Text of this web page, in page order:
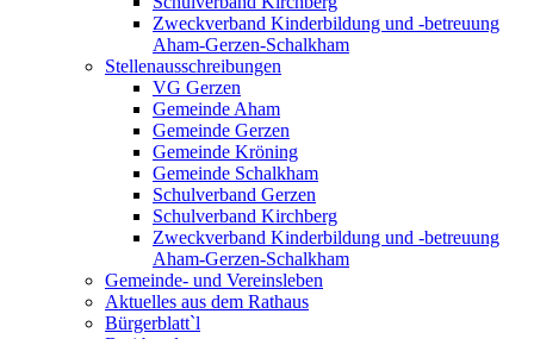
Zweckverband Kinderbildung und -betreuung
Aham-Gerzen-Schalkham
Stellenausschreibungen
VG Gerzen
Gemeinde Aham
Gemeinde Gerzen
Gemeinde Kröning
Gemeinde Schalkham
Schulverband Gerzen
Schulverband Kirchberg
Zweckverband Kinderbildung und -betreuung
Aham-Gerzen-Schalkham
Gemeinde- und Vereinsleben
Aktuelles aus dem Rathaus
Bürgerblatt`l